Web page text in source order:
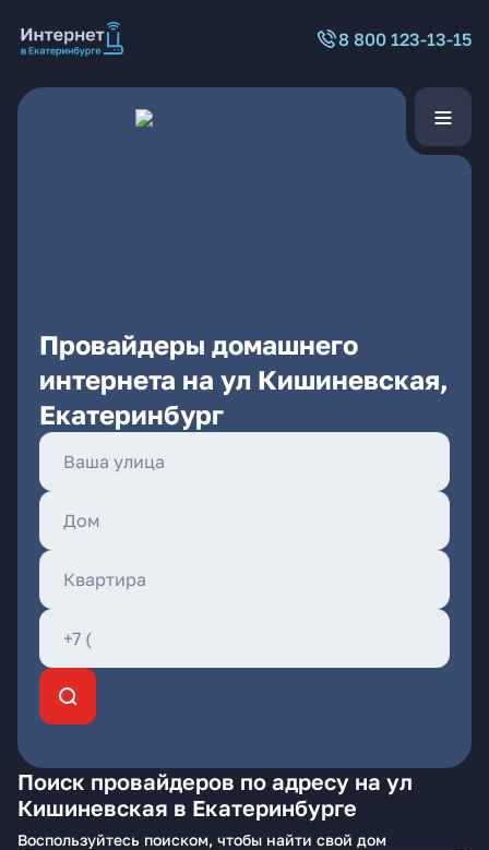
8 800 123-13-15
Провайдеры домашнего
интернета на ул Кишиневская,
Екатеринбург
Поиск провайдеров по адресу на ул
Кишиневская в Екатеринбурге
Воспользуйтесь поиском, чтобы найти свой дом